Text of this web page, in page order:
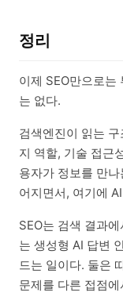
정리
이제 SEO만으로는
는 없다.
검색엔진이 읽는
지 역할, 기술 접근
용자가 정보를 만
어지면서, 여기에
SEO는 검색 결과
는 생성형 AI 답변
드는 일이다. 둘은
문제를 다른 접점